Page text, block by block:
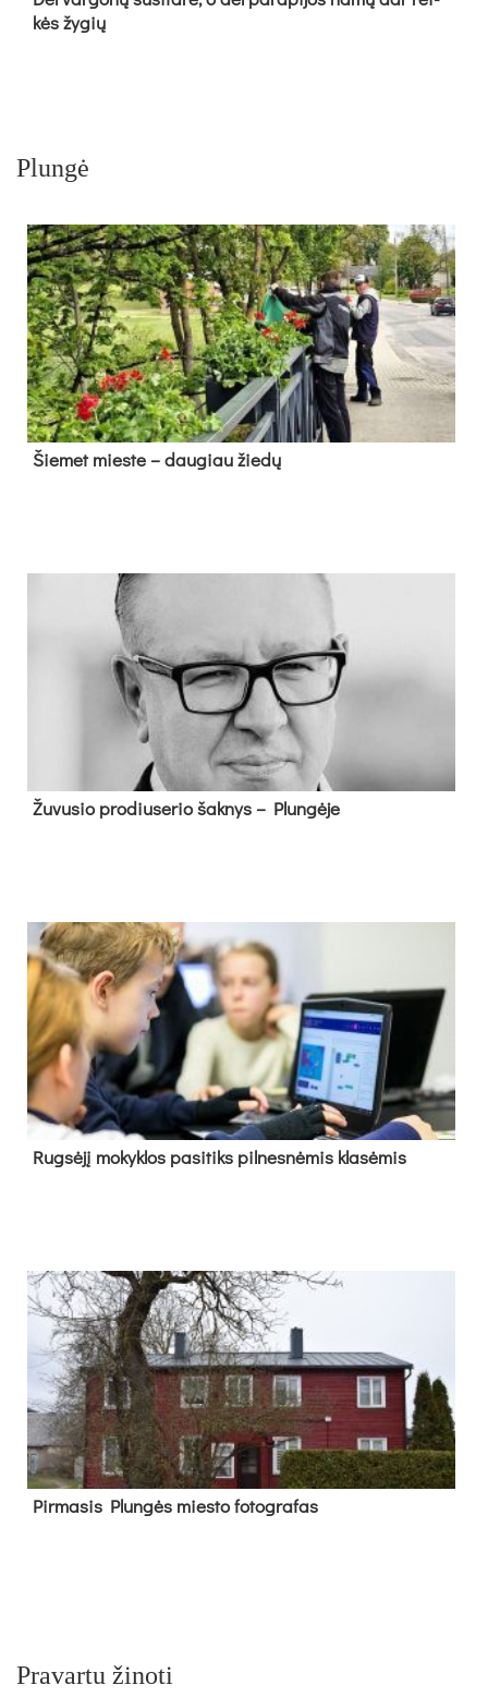
kės žy­gių
Plungė
Šie­met mies­te – dau­giau žie­dų
Žu­vu­sio pro­diu­se­rio šak­nys – Plun­gė­je
Rug­sė­jį mo­kyk­los pa­si­tiks pil­nes­nė­mis kla­sė­mis
Pir­ma­sis Plun­gės mies­to fo­tog­ra­fas
Pravartu žinoti